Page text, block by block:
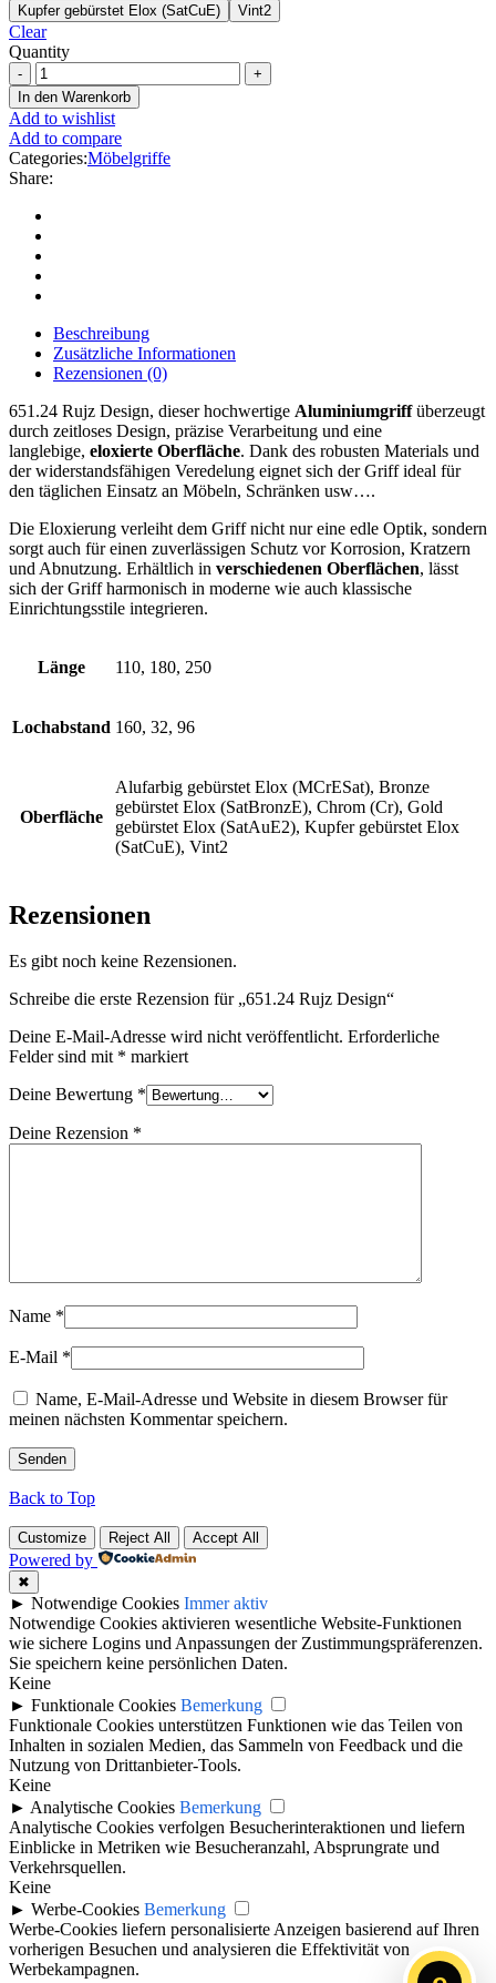
Kupfer gebürstet Elox (SatCuE)
Vint2
Clear
Quantity
In den Warenkorb
Add to wishlist
Add to compare
Categories:Möbelgriffe
Share:
Beschreibung
Zusätzliche Informationen
Rezensionen (0)
651.24 Rujz Design, dieser hochwertige Aluminiumgriffüberzeugt
durch zeitloses Design, präzise Verarbeitung und eine
langlebige, eloxierte Oberfläche. Dank des robusten Materials und
der widerstandsfähigen Veredelung eignet sich der Griff ideal für
den täglichen Einsatz an Möbeln, Schränken usw….
Die Eloxierung verleiht dem Griff nicht nur eine edle Optik, sondern
sorgt auch für einen zuverlässigen Schutz vor Korrosion, Kratzern
und Abnutzung. Erhältlich in verschiedenen Oberflächen, lässt
sich der Griff harmonisch in moderne wie auch klassische
Einrichtungsstile integrieren.
Länge 110, 180, 250
Lochabstand 160, 32, 96
Oberfläche
Alufarbig gebürstet Elox (MCrESat), Bronze
gebürstet Elox (SatBronzE), Chrom (Cr), Gold
gebürstet Elox (SatAuE2), Kupfer gebürstet Elox
(SatCuE), Vint2
Rezensionen
Es gibt noch keine Rezensionen.
Schreibe die erste Rezension für „651.24 Rujz Design“
Deine E-Mail-Adresse wird nicht veröffentlicht. Erforderliche
Felder sind mit * markiert
Deine Bewertung *
Deine Rezension *
Name *
E-Mail *
Name, E-Mail-Adresse und Website in diesem Browser für
meinen nächsten Kommentar speichern.
Back to Top
Customize Reject All Accept All
Powered by
✖
► Notwendige Cookies Immer aktiv
Notwendige Cookies aktivieren wesentliche Website-Funktionen
wie sichere Logins und Anpassungen der Zustimmungspräferenzen.
Sie speichern keine persönlichen Daten.
Keine
► Funktionale Cookies Bemerkung
Funktionale Cookies unterstützen Funktionen wie das Teilen von
Inhalten in sozialen Medien, das Sammeln von Feedback und die
Nutzung von Drittanbieter-Tools.
Keine
► Analytische Cookies Bemerkung
Analytische Cookies verfolgen Besucherinteraktionen und liefern
Einblicke in Metriken wie Besucheranzahl, Absprungrate und
Verkehrsquellen.
Keine
► Werbe-Cookies Bemerkung
Werbe-Cookies liefern personalisierte Anzeigen basierend auf Ihren
vorherigen Besuchen und analysieren die Effektivität von
Werbekampagnen.